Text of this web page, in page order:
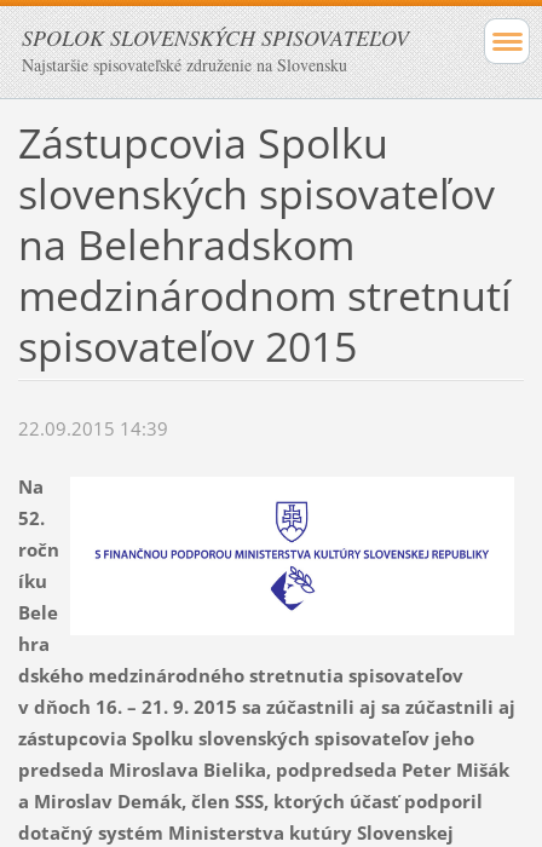
SPOLOK SLOVENSKÝCH SPISOVATEĽOV
Najstaršie spisovateľské združenie na Slovensku
Zástupcovia Spolku
slovenských spisovateľov
na Belehradskom
medzinárodnom stretnutí
spisovateľov 2015
22.09.2015 14:39
Na
52.
ročn
íku
Bele
hra
dského medzinárodného stretnutia spisovateľov
v dňoch 16. – 21. 9. 2015 sa zúčastnili aj sa zúčastnili aj
zástupcovia Spolku slovenských spisovateľov jeho
predseda Miroslava Bielika, podpredseda Peter Mišák
a Miroslav Demák, člen SSS, ktorých účasť podporil
dotačný systém Ministerstva kutúry Slovenskej